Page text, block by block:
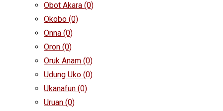
Obot Akara (0)
Okobo (0)
Onna (0)
Oron (0)
Oruk Anam (0)
Udung Uko (0)
Ukanafun (0)
Uruan (0)